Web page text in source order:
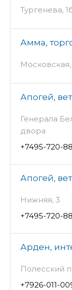
Тургенева,
Амма,
Московская,
Апогей,
Генерала
двора
+7495-720-
Апогей,
Нижняя, 3
+7495-720-
Арден,
Полесский
+7926-011-